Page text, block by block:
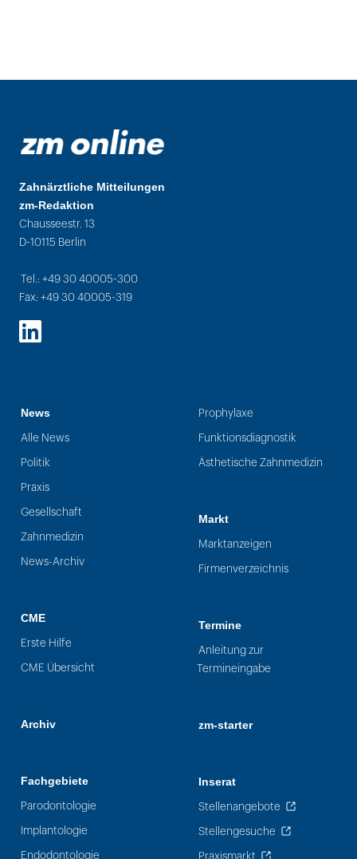
Zahnärztliche Mitteilungen
zm-Redaktion
Chausseestr. 13
D-10115 Berlin
Tel.: +49 30 40005-300
Fax: +49 30 40005-319
LinkedIn
News
Alle News
Politik
Praxis
Gesellschaft
Zahnmedizin
News-Archiv
CME
Erste Hilfe
CME Übersicht
Archiv
Fachgebiete
Parodontologie
Implantologie
Endodontologie
Prophylaxe
Funktionsdiagnostik
Ästhetische Zahnmedizin
Markt
Marktanzeigen
Firmenverzeichnis
Termine
Anleitung zur
Termineingabe
zm-starter
Inserat
Stellenangebote
Stellengesuche
Praxismarkt